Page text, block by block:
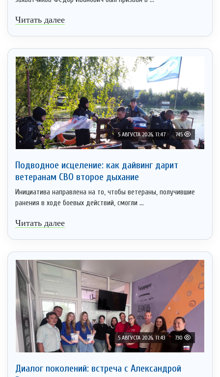
Читать далее
5 АВГУСТА 2026, 11:47 745
Подводное исцеление: как дайвинг дарит
ветеранам СВО второе дыхание
Инициатива направлена на то, чтобы ветераны, получившие
ранения в ходе боевых действий, смогли ...
Читать далее
5 АВГУСТА 2026, 11:43 730
Диалог поколений: встреча с Александрой